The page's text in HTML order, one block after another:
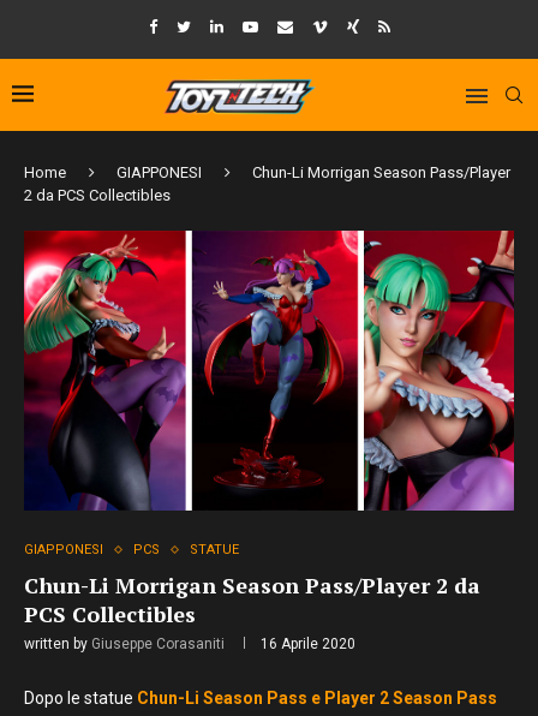
Home GIAPPONESI
Chun-Li Morrigan Season Pass/Player
2 da PCS Collectibles
GIAPPONESI PCS STATUE
Chun-Li Morrigan Season Pass/Player 2 da
PCS Collectibles
written by Giuseppe Corasaniti 16 Aprile 2020
Dopo le statue Chun-Li Season Pass e Player 2 Season Pass